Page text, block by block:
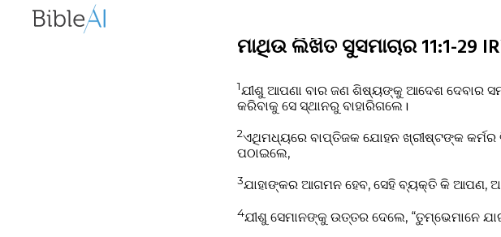
ମାଥିଉ ଲିଖିତ ସୁସମାଚାର 11:1-29
1ଯୀଶୁ ଆପଣା ବାର ଜଣ ଶିଷ୍ୟଙ୍କୁ ଆଦେଶ ଦେବାର
କରିବାକୁ ସେ ସ୍ଥାନରୁ ବାହାରିଗଲେ।
2ଏଥିମଧ୍ୟରେ ବାପ୍ତିଜକ ଯୋହନ ଖ୍ରୀଷ୍ଟଙ୍କ କର୍ମର
ପଠାଇଲେ,
3ଯାହାଙ୍କର ଆଗମନ ହେବ, ସେହି ବ୍ୟକ୍ତି କି ଆପଣ,
4ଯୀଶୁ ସେମାନଙ୍କୁ ଉତ୍ତର ଦେଲେ, “ତୁମ୍ଭେମାନେ